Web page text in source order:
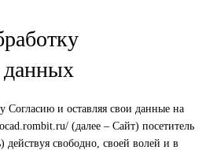
данных
Согласию и оставляя свои данные на
(далее – Сайт) посетитель
действуя свободно, своей волей и в